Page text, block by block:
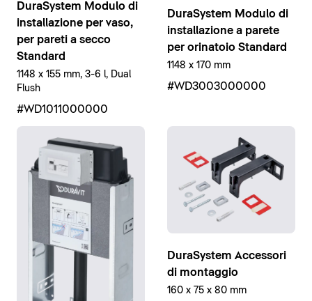
DuraSystem Modulo di
installazione per vaso,
per pareti a secco
Standard
1148 x 155 mm, 3-6 l, Dual
Flush
#WD1011000000
DuraSystem Modulo di
installazione a parete
per orinatoio Standard
1148 x 170 mm
#WD3003000000
DuraSystem Accessori
di montaggio
160 x 75 x 80 mm